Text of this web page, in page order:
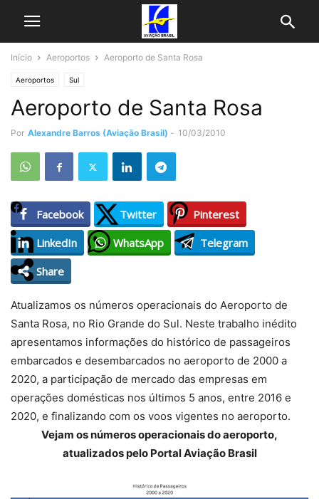
Início Aeroportos Aeroporto de Santa Rosa
Aeroportos Sul
Aeroporto de Santa Rosa
Por Alexandre Barros (Aviação Brasil) - 10/03/2010
Facebook Twitter
Pinterest
LinkedIn
WhatsApp
Telegram
Share
Atualizamos os números operacionais do Aeroporto de
Santa Rosa, no Rio Grande do Sul. Neste trabalho inédito
apresentamos informações do histórico de passageiros
embarcados e desembarcados no aeroporto de 2000 a
2020, a participação de mercado das empresas em
operações domésticas nos últimos 5 anos, entre 2016 e
2020, e finalizando com os voos vigentes no aeroporto.
Vejam os números operacionais do aeroporto,
atualizados pelo Portal Aviação Brasil